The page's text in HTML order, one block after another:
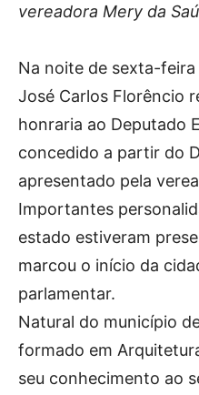
vereadora Mery da
Na noite de sexta-
José Carlos Florêncio
honraria ao Deputado
concedido a partir do
apresentado pela
Importantes
estado estiveram
marcou o início da
parlamentar.
Natural do município
formado em
seu conhecimento ao